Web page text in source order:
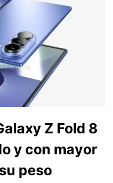
Z Fold 8
y con mayor
peso